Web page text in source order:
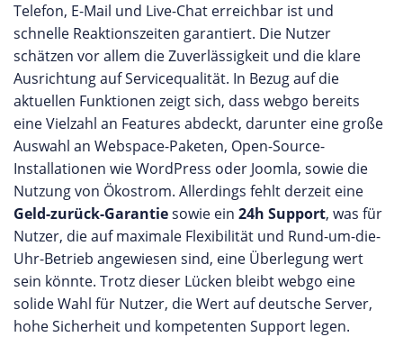
Telefon, E-Mail und Live-Chat erreichbar ist und
schnelle Reaktionszeiten garantiert. Die Nutzer
schätzen vor allem die Zuverlässigkeit und die klare
Ausrichtung auf Servicequalität. In Bezug auf die
aktuellen Funktionen zeigt sich, dass webgo bereits
eine Vielzahl an Features abdeckt, darunter eine große
Auswahl an Webspace-Paketen, Open-Source-
Installationen wie WordPress oder Joomla, sowie die
Nutzung von Ökostrom. Allerdings fehlt derzeit eine
Geld-zurück-Garantiesowie ein 24h Support, was für
Nutzer, die auf maximale Flexibilität und Rund-um-die-
Uhr-Betrieb angewiesen sind, eine Überlegung wert
sein könnte. Trotz dieser Lücken bleibt webgo eine
solide Wahl für Nutzer, die Wert auf deutsche Server,
hohe Sicherheit und kompetenten Support legen.